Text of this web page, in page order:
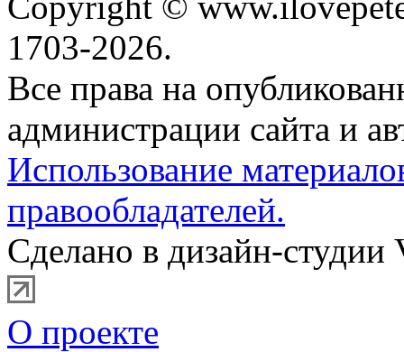
1703-2026.
Все права на
администрации сайта и
Использование
правообладателей.
Сделано в дизайн-студии
О проекте